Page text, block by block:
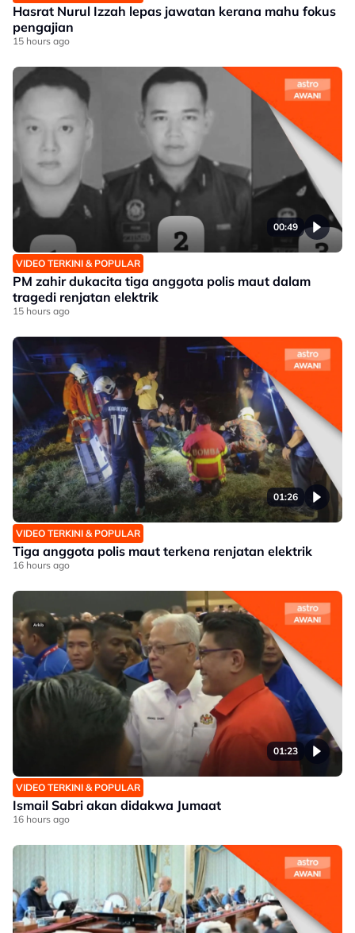
Hasrat Nurul Izzah lepas jawatan kerana mahu fokus
pengajian
15 hours ago
00:49
VIDEO TERKINI & POPULAR
PM zahir dukacita tiga anggota polis maut dalam
tragedi renjatan elektrik
15 hours ago
01:26
VIDEO TERKINI & POPULAR
Tiga anggota polis maut terkena renjatan elektrik
16 hours ago
01:23
VIDEO TERKINI & POPULAR
Ismail Sabri akan didakwa Jumaat
16 hours ago